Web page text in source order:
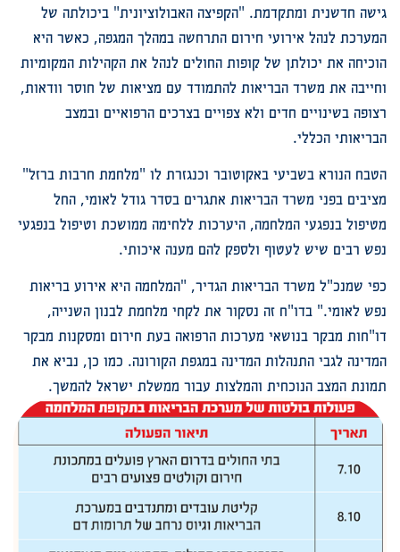
גישה חדשנית ומתקדמת. "הקפיצה האבולוציונית" ביכולתה של
המערכת לנהל אירועי חירום התרחשה במהלך המגפה, כאשר היא
הוכיחה את יכולתן של קופות החולים לנהל את הקהילות המקומיות
וחייבה את משרד הבריאות להתמודד עם מציאות של חוסר וודאות,
רצופה בשינויים חדים ולא צפויים בצרכים הרפואיים ובמצב
הבריאותי הכללי.
הטבח הנורא בשביעי באקוטובר וכנגזרת לו "מלחמת חרבות ברזל"
מציבים בפני משרד הבריאות אתגרים בסדר גודל לאומי, החל
מטיפול בנפגעי המלחמה, היערכות ללחימה ממושכת וטיפול בנפגעי
נפש רבים שיש לעטוף ולספק להם מענה איכותי.
כפי שמנכ"ל משרד הבריאות הגדיר, "המלחמה היא אירוע בריאות
נפש לאומי." בדו"ח זה נסקור את לקחי מלחמת לבנון השנייה,
דו"חות מבקר בנושאי מערכות הרפואה בעת חירום ומסקנות מבקר
המדינה לגבי התנהלות המדינה במגפת הקורונה. כמו כן, נביא את
תמונת המצב הנוכחית והמלצות עבור ממשלת ישראל להמשך.